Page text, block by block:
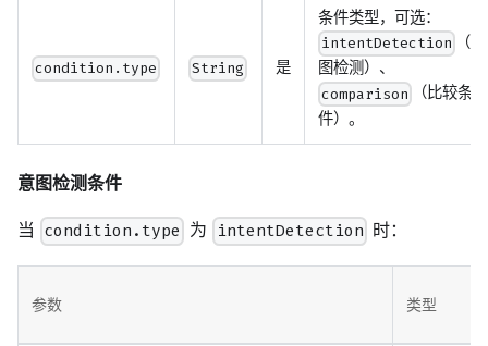
condition.type String 是
条件类型，可选：
intentDetection
（意
图检测）、
comparison
（比较条
件）。
意图检测条件
当 condition.type 为 intentDetection 时：
参数 类型